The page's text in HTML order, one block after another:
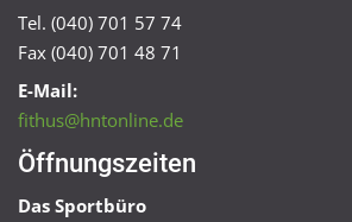
Tel. (040) 701 57 74
Fax (040) 701 48 71
E-Mail:
fithus@hntonline.de
Öffnungszeiten
Das Sportbüro